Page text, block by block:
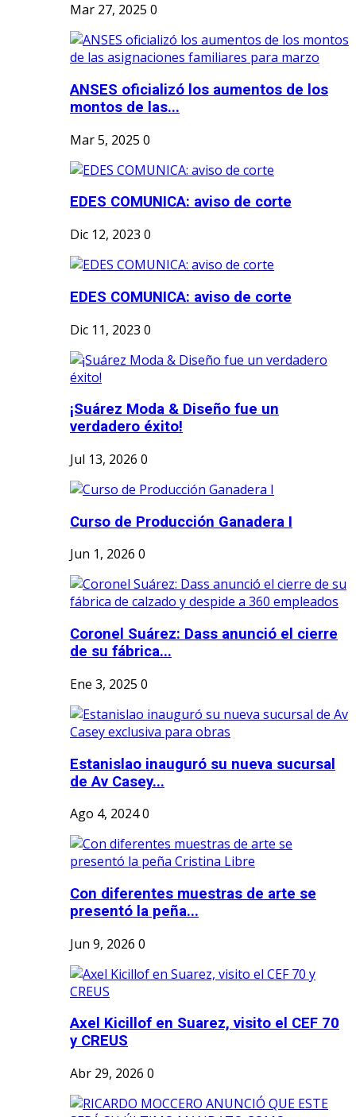
Mar 27, 2025 0
ANSES oficializó los aumentos de los
montos de las...
Mar 5, 2025 0
EDES COMUNICA: aviso de corte
Dic 12, 2023 0
EDES COMUNICA: aviso de corte
Dic 11, 2023 0
¡Suárez Moda & Diseño fue un
verdadero éxito!
Jul 13, 2026 0
Curso de Producción Ganadera I
Jun 1, 2026 0
Coronel Suárez: Dass anunció el cierre
de su fábrica...
Ene 3, 2025 0
Estanislao inauguró su nueva sucursal
de Av Casey...
Ago 4, 20240
Con diferentes muestras de arte se
presentó la peña...
Jun 9, 2026 0
Axel Kicillof en Suarez, visito el CEF 70
y CREUS
Abr 29, 2026 0